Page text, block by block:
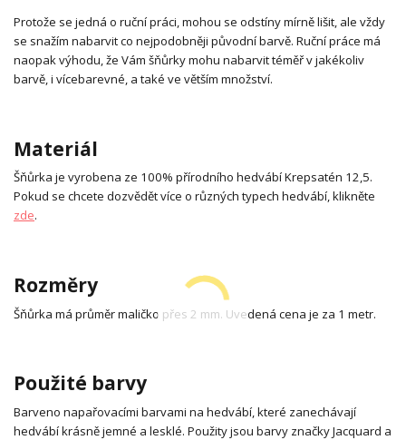
Protože se jedná o ruční práci, mohou se odstíny mírně lišit, ale vždy
se snažím nabarvit co nejpodobněji původní barvě. Ruční práce má
naopak výhodu, že Vám šňůrky mohu nabarvit téměř v jakékoliv
barvě, i vícebarevné, a také ve větším množství.
Materiál
Šňůrka je vyrobena ze 100% přírodního hedvábí Krepsatén 12,5.
Pokud se chcete dozvědět více o různých typech hedvábí, klikněte
zde.
Rozměry
Šňůrka má průměr maličko přes 2 mm. Uvedená cena je za 1 metr.
Použité barvy
Barveno napařovacími barvami na hedvábí, které zanechávají
hedvábí krásně jemné a lesklé. Použity jsou barvy značky Jacquard a